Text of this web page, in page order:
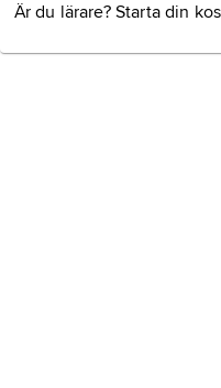
Är du lärare? Starta din